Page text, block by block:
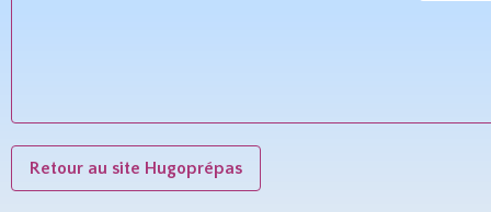
Retour au site Hugoprépas